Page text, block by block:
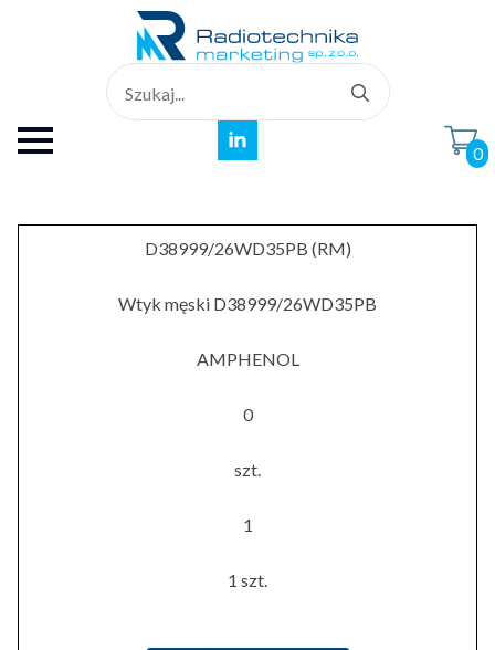
for:
0
D38999/26WD35PB (RM)
Wtyk męski D38999/26WD35PB
AMPHENOL
0
szt.
1
1 szt.